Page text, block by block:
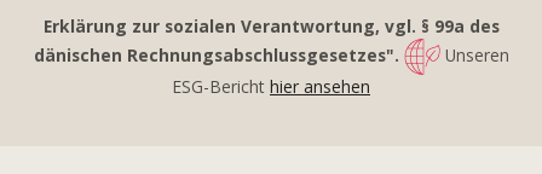
Erklärung zur sozialen Verantwortung, vgl. § 99a des
dänischen Rechnungsabschlussgesetzes".
Unseren
ESG-Bericht hier ansehen